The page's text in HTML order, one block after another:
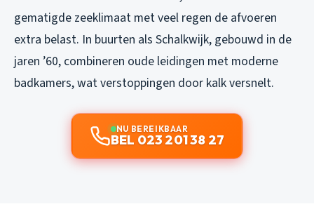
gematigde zeeklimaat met veel regen de afvoeren
extra belast. In buurten als Schalkwijk, gebouwd in de
jaren ’60, combineren oude leidingen met moderne
badkamers, wat verstoppingen door kalk versnelt.
NU BEREIKBAAR
BEL 023 201 38 27